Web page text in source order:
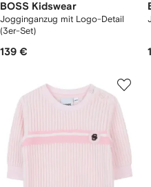
BOSS Kidswear
Jogginganzug mit Logo-Detail
(3er-Set)
139 €